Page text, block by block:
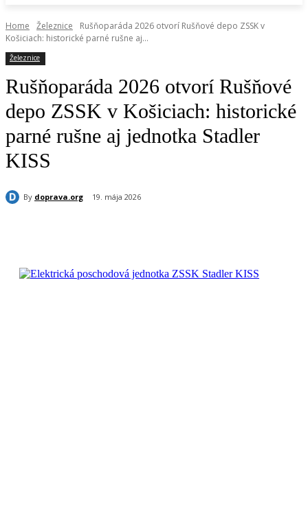
Home Železnice
Rušňoparáda 2026 otvorí Rušňové depo ZSSK v
Košiciach: historické parné rušne aj...
Železnice
Rušňoparáda 2026 otvorí Rušňové
depo ZSSK v Košiciach: historické
parné rušne aj jednotka Stadler
KISS
By doprava.org 19. mája 2026